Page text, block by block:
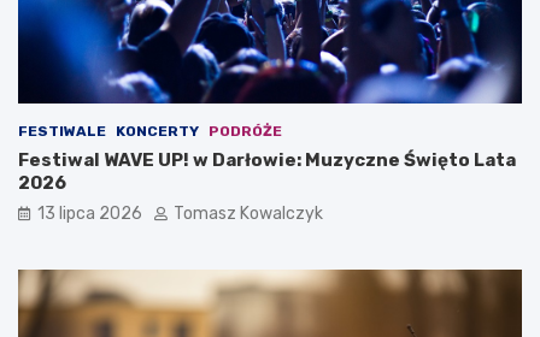
FESTIWALE KONCERTY PODRÓŻE
Festiwal WAVE UP! w Darłowie: Muzyczne Święto Lata
2026
13 lipca 2026 Tomasz Kowalczyk